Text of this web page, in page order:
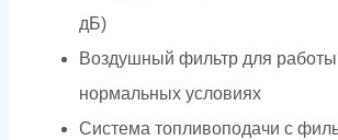
дБ)
Воздушный фильтр для
нормальных условиях
Система топливоподачи с